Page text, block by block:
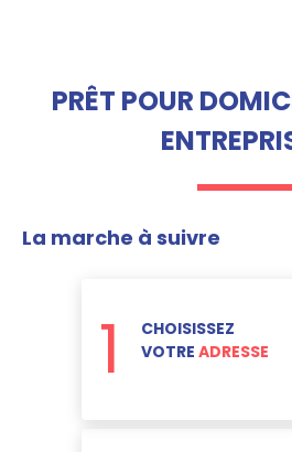
PRÊT POUR
La marche à suivre
1
CHOISISSEZ
VOTRE ADRESSE